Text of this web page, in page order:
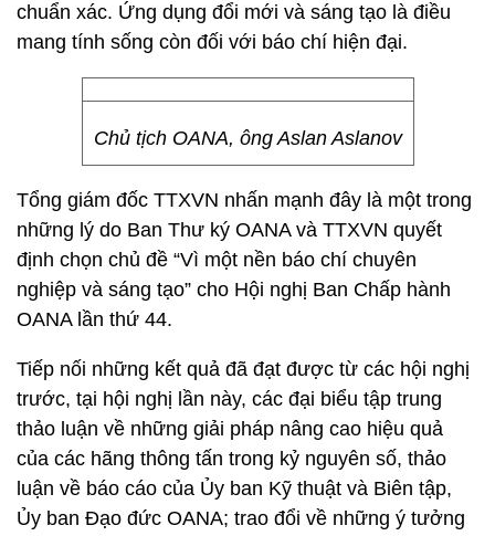
chuẩn xác. Ứng dụng đổi mới và sáng tạo là điều
mang tính sống còn đối với báo chí hiện đại.
Chủ tịch OANA, ông Aslan Aslanov
Tổng giám đốc TTXVN nhấn mạnh đây là một trong
những lý do Ban Thư ký OANA và TTXVN quyết
định chọn chủ đề “Vì một nền báo chí chuyên
nghiệp và sáng tạo” cho Hội nghị Ban Chấp hành
OANA lần thứ 44.
Tiếp nối những kết quả đã đạt được từ các hội nghị
trước, tại hội nghị lần này, các đại biểu tập trung
thảo luận về những giải pháp nâng cao hiệu quả
của các hãng thông tấn trong kỷ nguyên số, thảo
luận về báo cáo của Ủy ban Kỹ thuật và Biên tập,
Ủy ban Đạo đức OANA; trao đổi về những ý tưởng